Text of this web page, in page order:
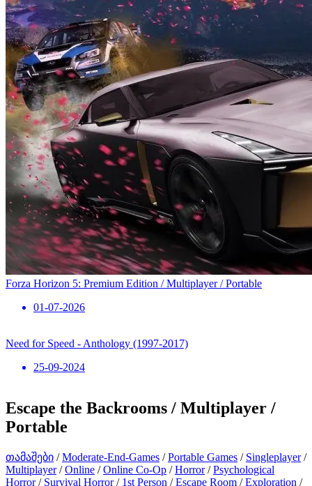
Forza Horizon 5: Premium Edition / Multiplayer / Portable
01-07-2026
Need for Speed ​​- Anthology (1997-2017)
25-09-2024
Escape the Backrooms / Multiplayer /
Portable
თამაშები /Moderate-End-Games /Portable Games / Singleplayer/
Multiplayer/Online /Online Co-Op /Horror/Psychological
Horror/ Survival Horror/ 1st Person /Escape Room /Exploration /